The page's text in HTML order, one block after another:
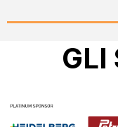
GLI